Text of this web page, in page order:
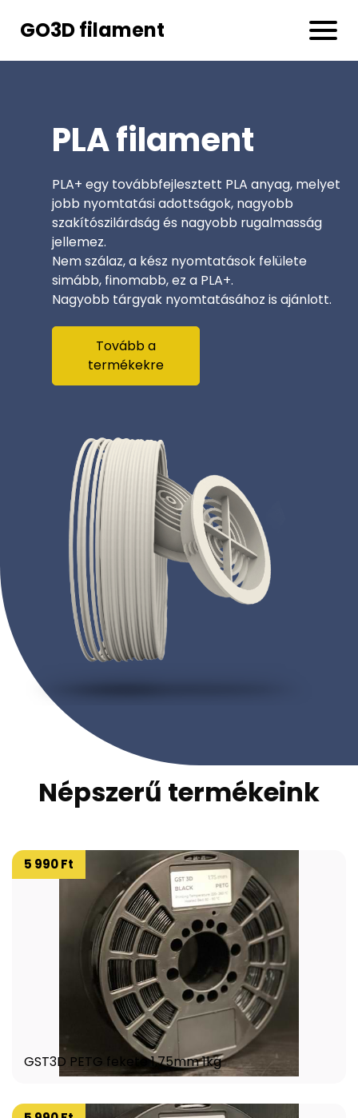
GO3D filament
PLA filament
PLA+ egy továbbfejlesztett PLA anyag, melyet
jobb nyomtatási adottságok, nagyobb
szakítószilárdság és nagyobb rugalmasság
jellemez.
Nem szálaz, a kész nyomtatások felülete
simább, finomabb, ez a PLA+.
Nagyobb tárgyak nyomtatásához is ajánlott.
Tovább a
termékekre
Népszerű termékeink
GST3D PETG fekete 1,75mm 1kg
5 990 Ft